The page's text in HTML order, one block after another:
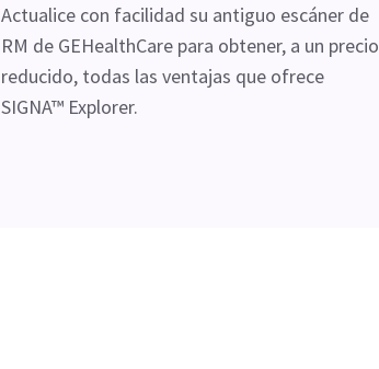
Actualice con facilidad su antiguo escáner de
RM de GEHealthCare para obtener, a un precio
reducido, todas las ventajas que ofrece
SIGNA™ Explorer.